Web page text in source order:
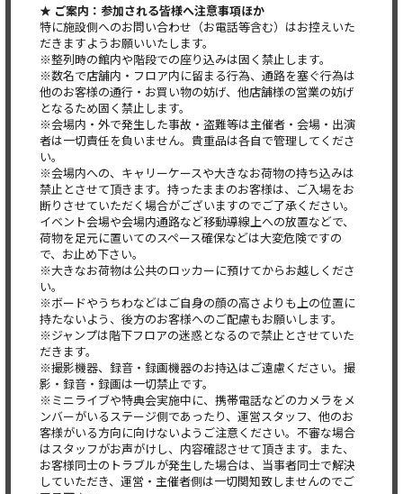
★ ご案内：参加される皆様へ注意事項ほか
特に施設側へのお問い合わせ（お電話等含む）はお控えいた
だきますようお願いいたします。
※整列時の館内や階段での座り込みは固く禁止します。
※数名で店舗内・フロア内に留まる行為、通路を塞ぐ行為は
他のお客様の通行・お買い物の妨げ、他店舗様の営業の妨げ
となるため固く禁止します。
※会場内・外で発生した事故・盗難等は主催者・会場・出演
者は一切責任を負いません。貴重品は各自で管理してくださ
い。
※会場内への、キャリーケースや大きなお荷物の持ち込みは
禁止とさせて頂きます。持ったままのお客様は、ご入場をお
断りさせていただく場合がございますのでご了承ください。
イベント会場や会場内通路など移動導線上への放置などで、
荷物を足元に置いてのスペース確保などは大変危険ですの
で、お止め下さい。
※大きなお荷物は公共のロッカーに預けてからお越しくださ
い。
※ボードやうちわなどはご自身の顔の高さよりも上の位置に
持たないよう、後方のお客様へのご配慮もお願いします。
※ジャンプは階下フロアの迷惑となるので禁止とさせていた
だきます。
※撮影機器、録音・録画機器のお持込はご遠慮ください。撮
影・録音・録画は一切禁止です。
※ミニライブや特典会実施中に、携帯電話などのカメラをメ
ンバーがいるステージ側であったり、運営スタッフ、他のお
客様がいる方向に向けないようご注意ください。不審な場合
はスタッフがお声がけし、内容確認させて頂きます。また、
お客様同士のトラブルが発生した場合は、当事者同士で解決
していただき、運営・主催者側は一切関知致しませんのでご